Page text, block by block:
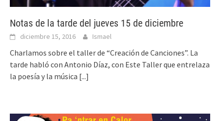
Notas de la tarde del jueves 15 de diciembre
diciembre 15, 2016 Ismael
Charlamos sobre el taller de “Creación de Canciones”. La
tarde habló con Antonio Díaz, con Este Taller que entrelaza
la poesía y la música [...]